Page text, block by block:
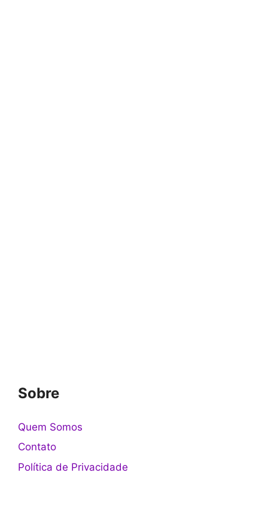
Sobre
Quem Somos
Contato
Política de Privacidade